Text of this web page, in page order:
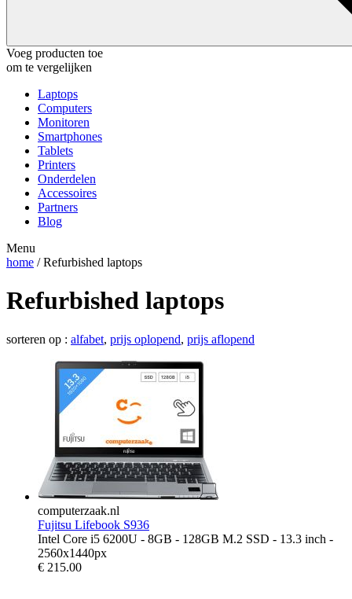
Voeg producten toe
om te vergelijken
Laptops
Computers
Monitoren
Smartphones
Tablets
Printers
Onderdelen
Accessoires
Partners
Blog
Menu
home / Refurbished laptops
Refurbished laptops
sorteren op : alfabet, prijs oplopend, prijs aflopend
computerzaak.nl
Fujitsu Lifebook S936
Intel Core i5 6200U - 8GB - 128GB M.2 SSD - 13.3 inch -
2560x1440px
€ 215.00